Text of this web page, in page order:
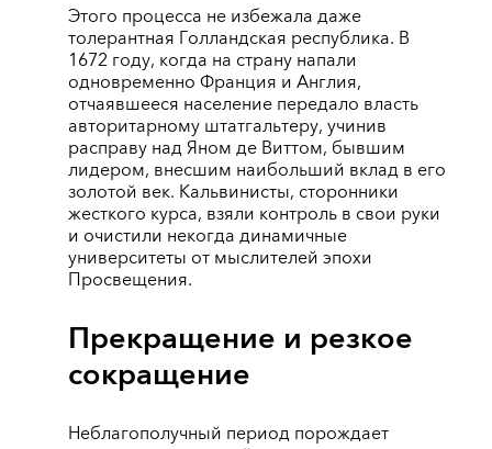
Этого процесса не избежала даже
толерантная Голландская республика. В
1672 году, когда на страну напали
одновременно Франция и Англия,
отчаявшееся население передало власть
авторитарному штатгальтеру, учинив
расправу над Яном де Виттом, бывшим
лидером, внесшим наибольший вклад в его
золотой век. Кальвинисты, сторонники
жесткого курса, взяли контроль в свои руки
и очистили некогда динамичные
университеты от мыслителей эпохи
Просвещения.
Прекращение и резкое
сокращение
Неблагополучный период порождает